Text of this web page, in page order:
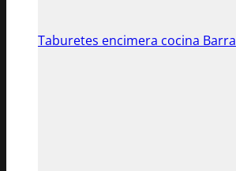
Taburetes encimera cocina Barra